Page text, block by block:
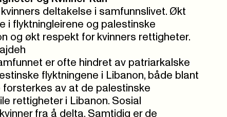
deltakelse i samfunnslivet. Økt
i flyktningleirene og palestinske
og økt respekt for kvinners rettigheter.
er ofte hindret av patriarkalske
flyktningene i Libanon, både blant
forsterkes av at de palestinske
rettigheter i Libanon. Sosial
fra å delta. Samtidig er de